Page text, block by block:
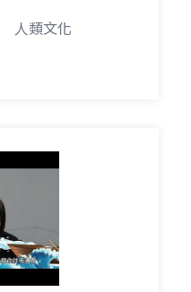
人類文化